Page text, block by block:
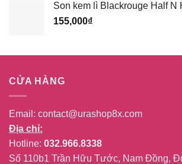
Son kem lì Blackrouge Half N
155,000₫
CỬA HÀNG
Email: contact@urashop8x.com
Địa chỉ:
Hotline: 032.966.8338
Số 110b1 Trần Hữu Tước, Nam Đồng,